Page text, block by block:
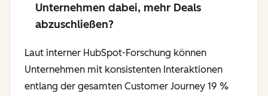
Unternehmen dabei, mehr Deals
abzuschließen?
Laut interner HubSpot-Forschung können
Unternehmen mit konsistenten Interaktionen
entlang der gesamten Customer Journey 19 %